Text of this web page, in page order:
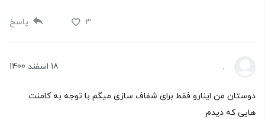
3 پاسخ
. 18 اسفند 1400
دوستان من اینارو فقط برای شفاف سازی میگم با توجه به کامنت
هایی که دیدم